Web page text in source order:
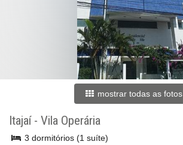
mostrar todas as fotos
Itajaí- Vila Operária
3 dormitórios (1 suíte)